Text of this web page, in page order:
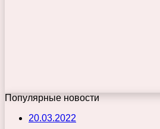
Популярные новости
20.03.2022